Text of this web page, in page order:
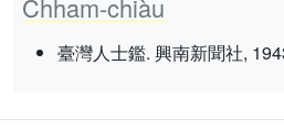
Chham-chiàu
臺灣人士鑑. 興南新聞社,